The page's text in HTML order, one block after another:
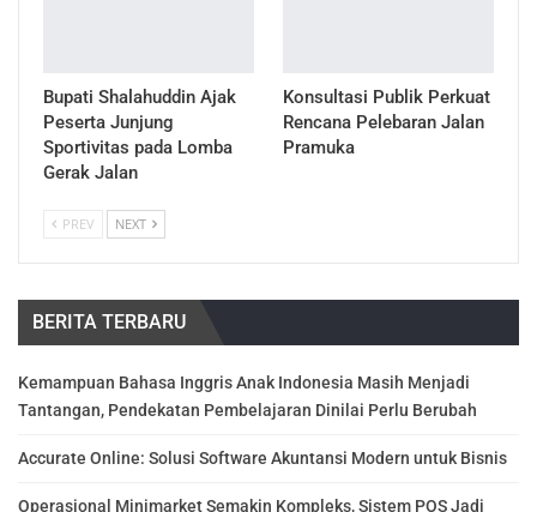
Bupati Shalahuddin Ajak
Peserta Junjung
Sportivitas pada Lomba
Gerak Jalan
Konsultasi Publik Perkuat
Rencana Pelebaran Jalan
Pramuka
PREV NEXT
BERITA TERBARU
Kemampuan Bahasa Inggris Anak Indonesia Masih Menjadi
Tantangan, Pendekatan Pembelajaran Dinilai Perlu Berubah
Accurate Online: Solusi Software Akuntansi Modern untuk Bisnis
Operasional Minimarket Semakin Kompleks, Sistem POS Jadi